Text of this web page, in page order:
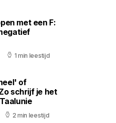
met een F:
1 min leestijd
of
schrijf je het
2 min leestijd